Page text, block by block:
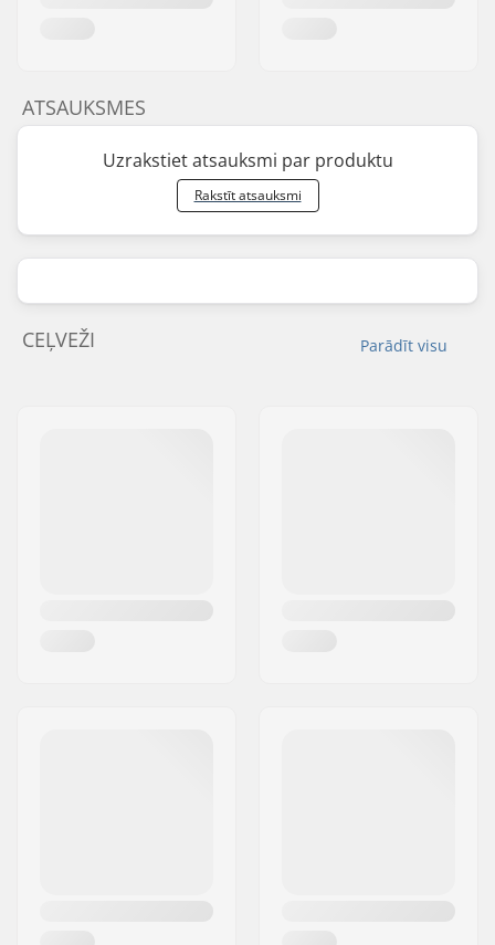
ATSAUKSMES
Uzrakstiet atsauksmi par produktu
Rakstīt atsauksmi
Parādīt visu
CEĻVEŽI